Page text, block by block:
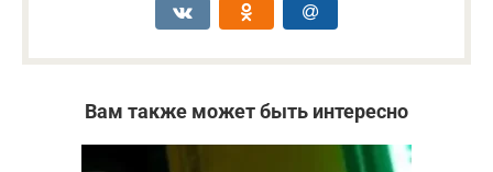
Вам также может быть интересно